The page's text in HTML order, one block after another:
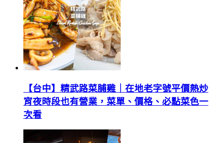
【台中】精武路菜脯雞｜在地老字號平價熱炒
宵夜時段也有營業，菜單、價格、必點菜色一
次看